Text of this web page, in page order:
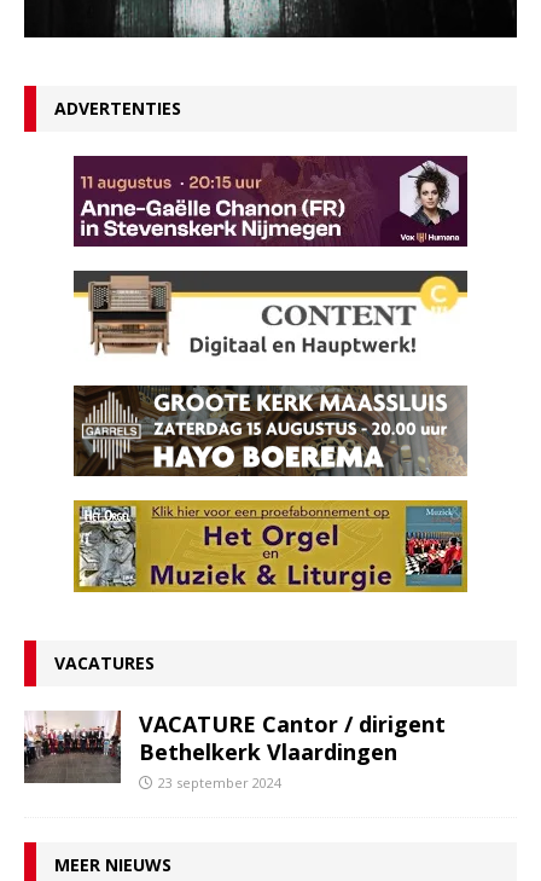
ADVERTENTIES
VACATURES
VACATURE Cantor / dirigent
Bethelkerk Vlaardingen
23 september 2024
MEER NIEUWS